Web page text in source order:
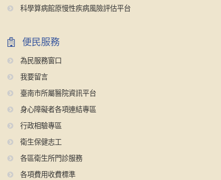
科學算病館原慢性疾病風險評估平台
便民服務
為民服務窗口
我要留言
臺南市所屬醫院資訊平台
身心障礙者各項連結專區
行政相驗專區
衛生保健志工
各區衛生所門診服務
各項費用收費標準